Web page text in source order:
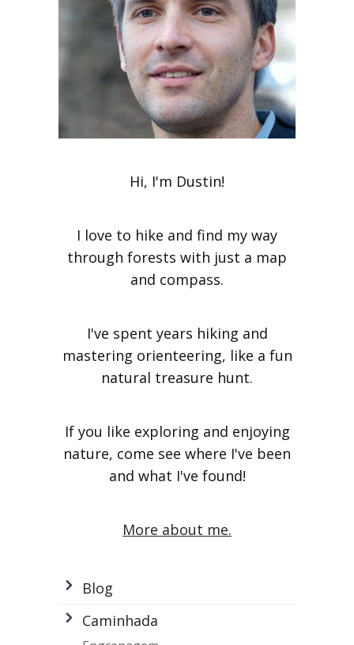
Hi, I'm Dustin!
I love to hike and find my way
through forests with just a map
and compass.
I've spent years hiking and
mastering orienteering, like a fun
natural treasure hunt.
If you like exploring and enjoying
nature, come see where I've been
and what I've found!
More about me.
Blog
Caminhada